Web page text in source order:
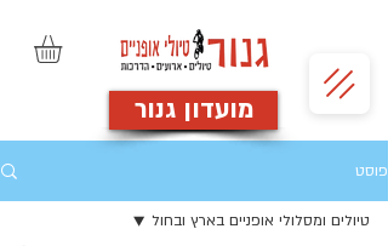
מועדון גנור
פוסט
טיולים ומסלולי אופניים בארץ ובחול